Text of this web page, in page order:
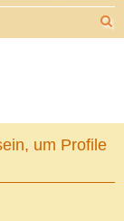
um Profile